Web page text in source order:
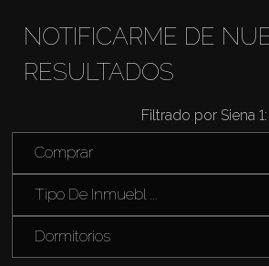
Venta
Sobre Plano
Agentes
About Us
NOTIFICARME DE
RESULTADOS
Filtrado por Siena 1:
Comprar
Tipo De Inmuebl ...
Dormitorios